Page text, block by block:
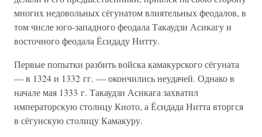
многих недовольных сёгунатом влиятельных феодалов, в
том числе юго-западного феодала Такаудзи Асикагу и
восточного феодала Ёсидаду Нитту.
Первые попытки разбить войска камакурского сёгуната
— в 1324 и 1332 гг. — окончились неудачей. Однако в
начале мая 1333 г. Такаудзи Асикага захватил
императорскую столицу Киото, а Ёсидада Нитта вторгся
в сёгунскую столицу Камакуру.